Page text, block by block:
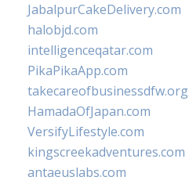
JabalpurCakeDelivery.com
halobjd.com
intelligenceqatar.com
PikaPikaApp.com
takecareofbusinessdfw.org
HamadaOfJapan.com
VersifyLifestyle.com
kingscreekadventures.com
antaeuslabs.com